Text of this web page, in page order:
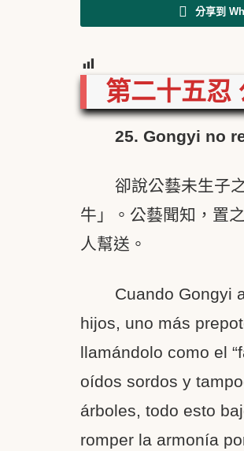
分享到
第二十五忍
25. Gongyi no
卻說公藝未生子
牛」。公藝聞知，置
人幫送。
Cuando Gongyi
hijos, uno más
llamándolo como el
oídos sordos y
árboles, todo esto
romper la armonía